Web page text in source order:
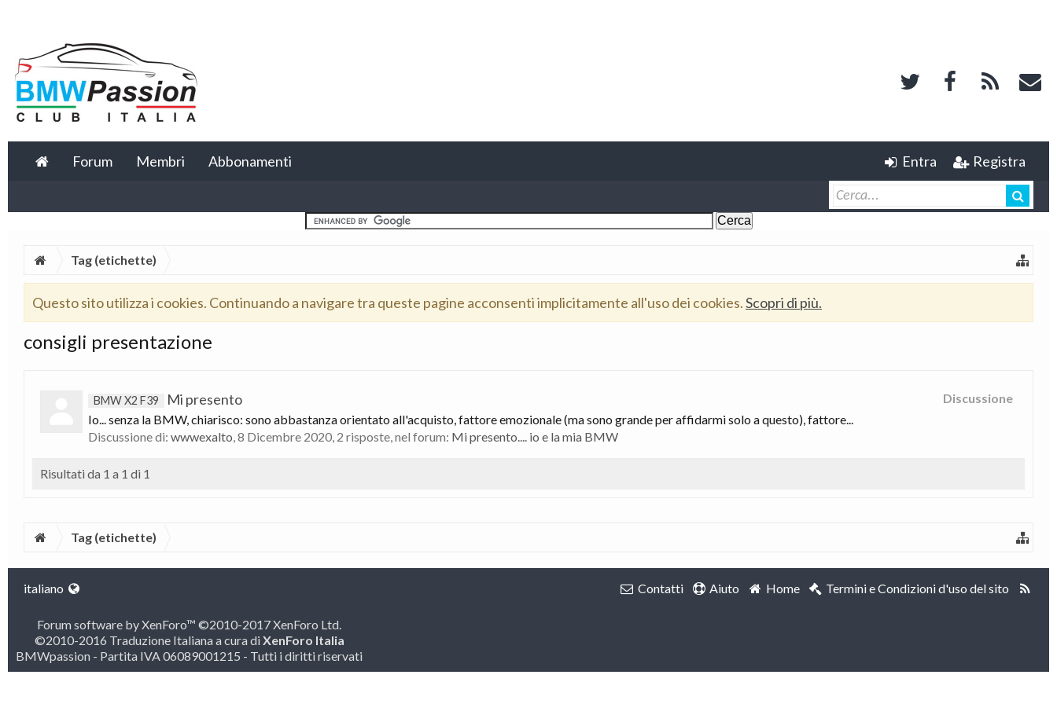
Forum Membri Abbonamenti Entra Registra
Tag (etichette)
Questo sito utilizza i cookies. Continuando a navigare tra queste pagine acconsenti implicitamente all'uso dei cookies.Scopri di più.
consigli presentazione
Discussione
BMW X2 F39 Mi presento
Io... senza la BMW, chiarisco: sono abbastanza orientato all'acquisto, fattore emozionale (ma sono grande per affidarmi solo a questo), fattore...
Discussione di: wwwexalto,8 Dicembre 2020, 2 risposte, nel forum: Mi presento.... io e la mia BMW
Risultati da 1 a 1 di 1
Tag (etichette)
italiano Contatti Aiuto Home Termini e Condizioni d'uso del sito
Forum software by XenForo™ ©2010-2017 XenForo Ltd.
©2010-2016 Traduzione Italiana a cura diXenForo Italia
BMWpassion - Partita IVA 06089001215 - Tutti i diritti riservati